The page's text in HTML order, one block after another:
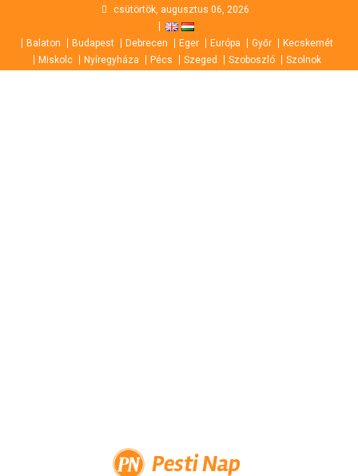
content
csütörtök, augusztus 06, 2026
Balaton Budapest Debrecen Eger Európa Győr
Kecskemét
Miskolc
Nyíregyháza Pécs Szeged Szoboszló Szolnok
Pesti Nap